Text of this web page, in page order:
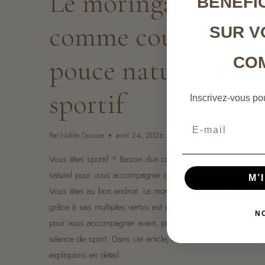
comme coup de
pouce naturel du
sportif
Par Noble Gousse avril 24, 2026
Vous êtes sportif ? Besoin dun coup de pouce
naturel pour vous accompagner dans votre routine ?
Vous êtes au bon endroit. Le moringa Noble Gousse
grâce à ses multiples vertus est un allié de qualité
pour vous accompagner avant, pendant et après votre
séance de sport. Dans cet article, nous vous
expliquons en détail…
SUR
Inscrivez-vous